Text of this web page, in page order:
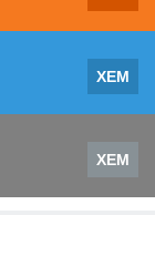
XEM
XEM